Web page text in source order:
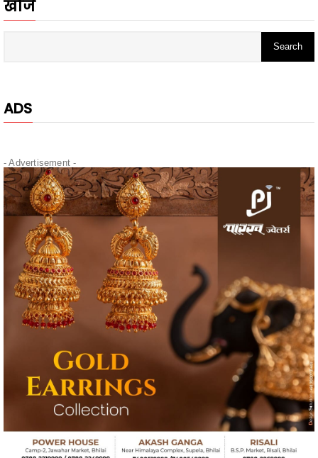
खोजें
ADS
- Advertisement -